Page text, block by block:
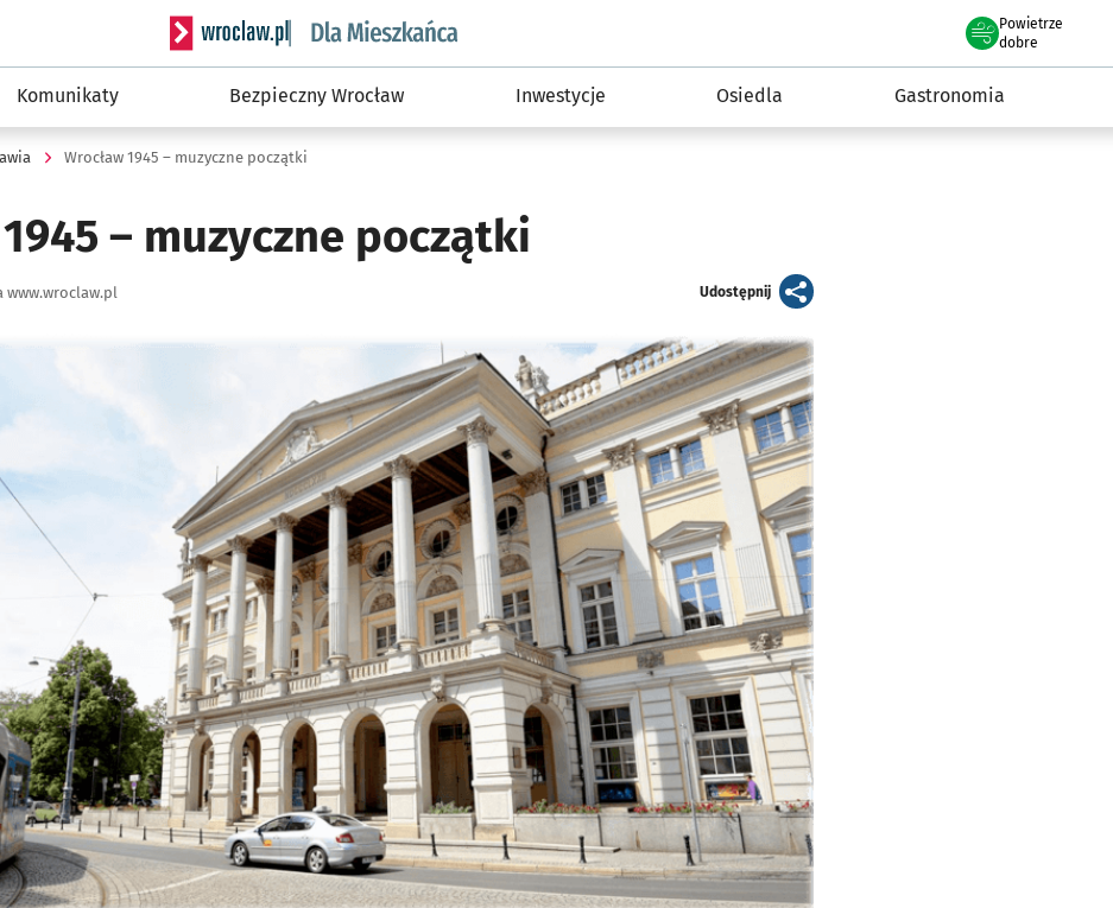
Serwis informacyjny wroclaw.pl podserwis: Dla mieszkańca
Powietrze
we Wrocławiu
dobre
Komunikaty Bezpieczny Wrocław Inwestycje Osiedla Gastronomia
Wrocław 1945 – muzyczne początki
– muzyczne początki
www.wroclaw.pl Udostępnijartykuł